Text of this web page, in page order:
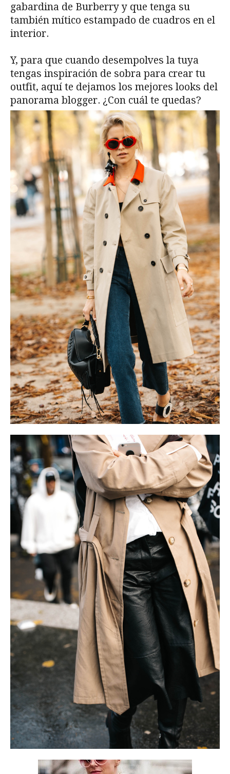
gabardina de Burberry y que tenga su
también mítico estampado de cuadros en el
interior.
Y, para que cuando desempolves la tuya
tengas inspiración de sobra para crear tu
outfit, aquí te dejamos los mejores looks del
panorama blogger. ¿Con cuál te quedas?